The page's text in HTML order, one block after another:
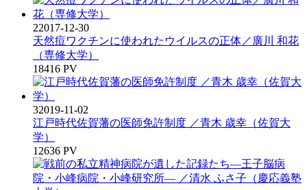
22017-12-30
天然痘ワクチンに使われたウイルスの正体／廣川 和花
（専修大学）
18416 PV
32019-11-02
江戸時代佐賀藩の医師免許制度 ／青木 歳幸（佐賀大
学）
12636 PV